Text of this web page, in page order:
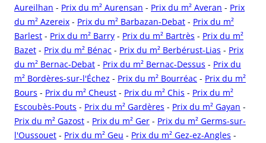
Aureilhan - Prix du m² Aurensan - Prix du m² Averan - Prix
du m² Azereix - Prix du m² Barbazan-Debat - Prix du m²
Barlest - Prix du m² Barry - Prix du m² Bartrès - Prix du m²
Bazet - Prix du m² Bénac - Prix du m² Berbérust-Lias - Prix
du m² Bernac-Debat - Prix du m² Bernac-Dessus - Prix du
m² Bordères-sur-l'Échez - Prix du m² Bourréac - Prix du m²
Bours - Prix du m² Cheust - Prix du m² Chis - Prix du m²
Escoubès-Pouts - Prix du m² Gardères - Prix du m² Gayan -
Prix du m² Gazost - Prix du m² Ger - Prix du m² Germs-sur-
l'Oussouet - Prix du m² Geu - Prix du m² Gez-ez-Angles -